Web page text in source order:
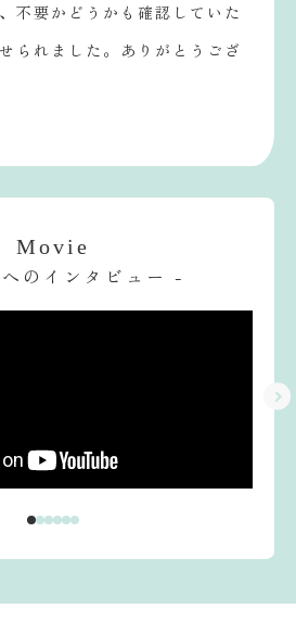
不要かどうかも確認していた
られました。ありがとうござ
Movie
のインタビュー -